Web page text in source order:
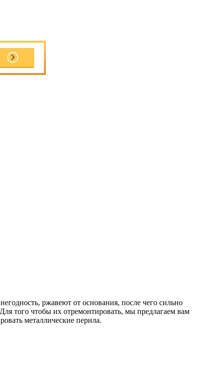
ржавеют от основания, после чего сильно
того чтобы их отремонтировать, мы предлагаем вам
металлические перила.